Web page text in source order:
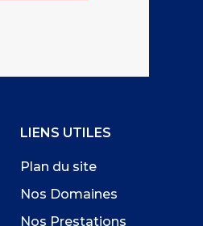
LIENS UTILES
Plan du site
Nos Domaines
Nos Prestations